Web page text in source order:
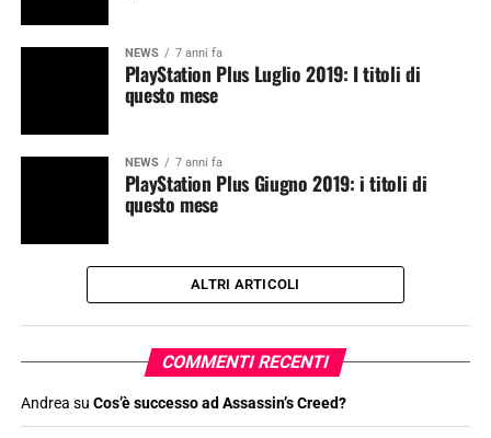
NEWS 7 anni fa
PlayStation Plus Luglio 2019: I titoli di
questo mese
NEWS 7 anni fa
PlayStation Plus Giugno 2019: i titoli di
questo mese
ALTRI ARTICOLI
COMMENTI RECENTI
Andrea su Cos’è successo ad Assassin’s Creed?